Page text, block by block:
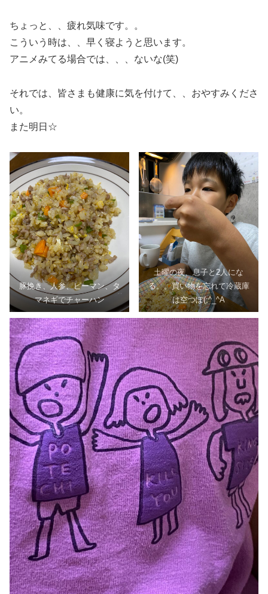
ちょっと、、疲れ気味です。。
こういう時は、、早く寝ようと思います。
アニメみてる場合では、、、ないな(笑)
それでは、皆さまも健康に気を付けて、、おやすみくださ
い。
また明日☆
豚挽き、人参、ピーマン、タ
マネギでチャーハン
土曜の夜、息子と2人にな
る。。買い物を忘れて冷蔵庫
は空つぽ(;^_^A